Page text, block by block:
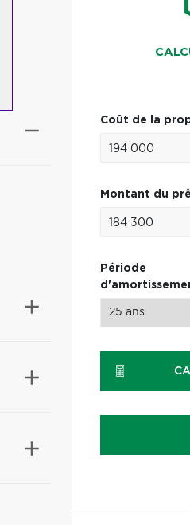
Coût de la
Montant du
Période